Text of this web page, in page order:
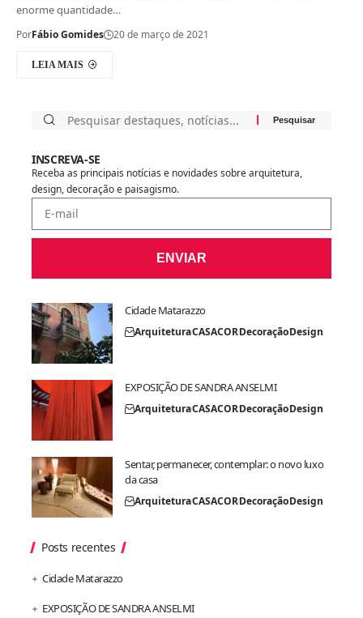
enorme quantidade…
PorFábio Gomides 20 de março de 2021
LEIA MAIS
INSCREVA-SE
Receba as principais notícias e novidades sobre arquitetura,
design, decoração e paisagismo.
ENVIAR
Cidade Matarazzo
ArquiteturaCASACORDecoraçãoDesign
EXPOSIÇÃO DE SANDRA ANSELMI
ArquiteturaCASACORDecoraçãoDesign
Sentar, permanecer, contemplar: o novo luxo
da casa
ArquiteturaCASACORDecoraçãoDesign
Posts recentes
Cidade Matarazzo
EXPOSIÇÃO DE SANDRA ANSELMI